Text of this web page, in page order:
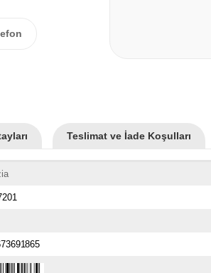
Teslimat ve İade Koşulları